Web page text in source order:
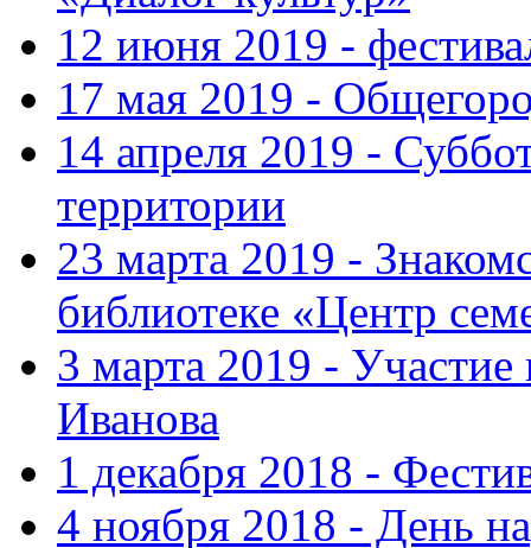
12 июня 2019 -
17 мая 2019 -
14 апреля 2019 -
территории
23 марта 2019 -
библиотеке «Центр
3 марта 2019 -
Иванова
1 декабря 2018 -
4 ноября 2018 - День